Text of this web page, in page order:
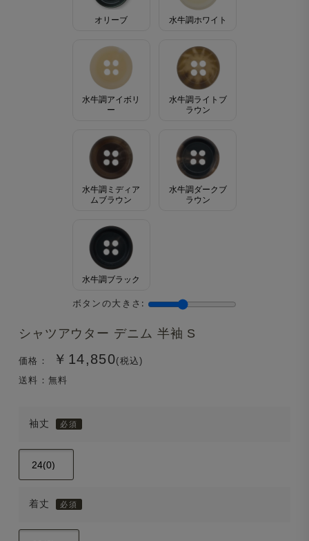
シャツアウター デニム 半袖 S
価格： ￥14,850(税込)
送料：無料
袖丈
着丈
オリーブ 水牛調ホワイト
水牛調アイボリ
ー
水牛調ライトブ
ラウン
水牛調ミディア
ムブラウン
水牛調ダークブ
ラウン
水牛調ブラック
ボタンの大きさ: